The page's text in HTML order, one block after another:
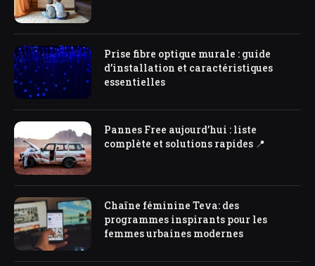
Prise fibre optique murale : guide
d’installation et caractéristiques
essentielles
Pannes Free aujourd’hui : liste
complète et solutions rapides 📍
Chaîne féminine Teva: des
programmes inspirants pour les
femmes urbaines modernes